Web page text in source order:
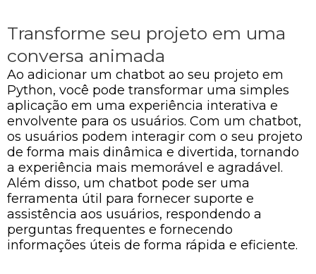
Transforme seu projeto em uma
conversa animada
Ao adicionar um chatbot ao seu projeto em
Python, você pode transformar uma simples
aplicação em uma experiência interativa e
envolvente para os usuários. Com um chatbot,
os usuários podem interagir com o seu projeto
de forma mais dinâmica e divertida, tornando
a experiência mais memorável e agradável.
Além disso, um chatbot pode ser uma
ferramenta útil para fornecer suporte e
assistência aos usuários, respondendo a
perguntas frequentes e fornecendo
informações úteis de forma rápida e eficiente.